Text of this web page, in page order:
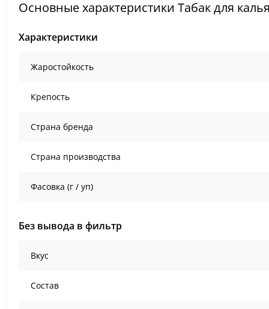
Основные характеристики Табак для
Характеристики
Жаростойкость
Крепость
Страна бренда
Страна производства
Фасовка (г / уп)
Без вывода в фильтр
Вкус
Состав